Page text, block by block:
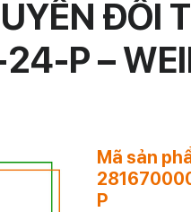
ĐỔI
P –
Mã sản
P